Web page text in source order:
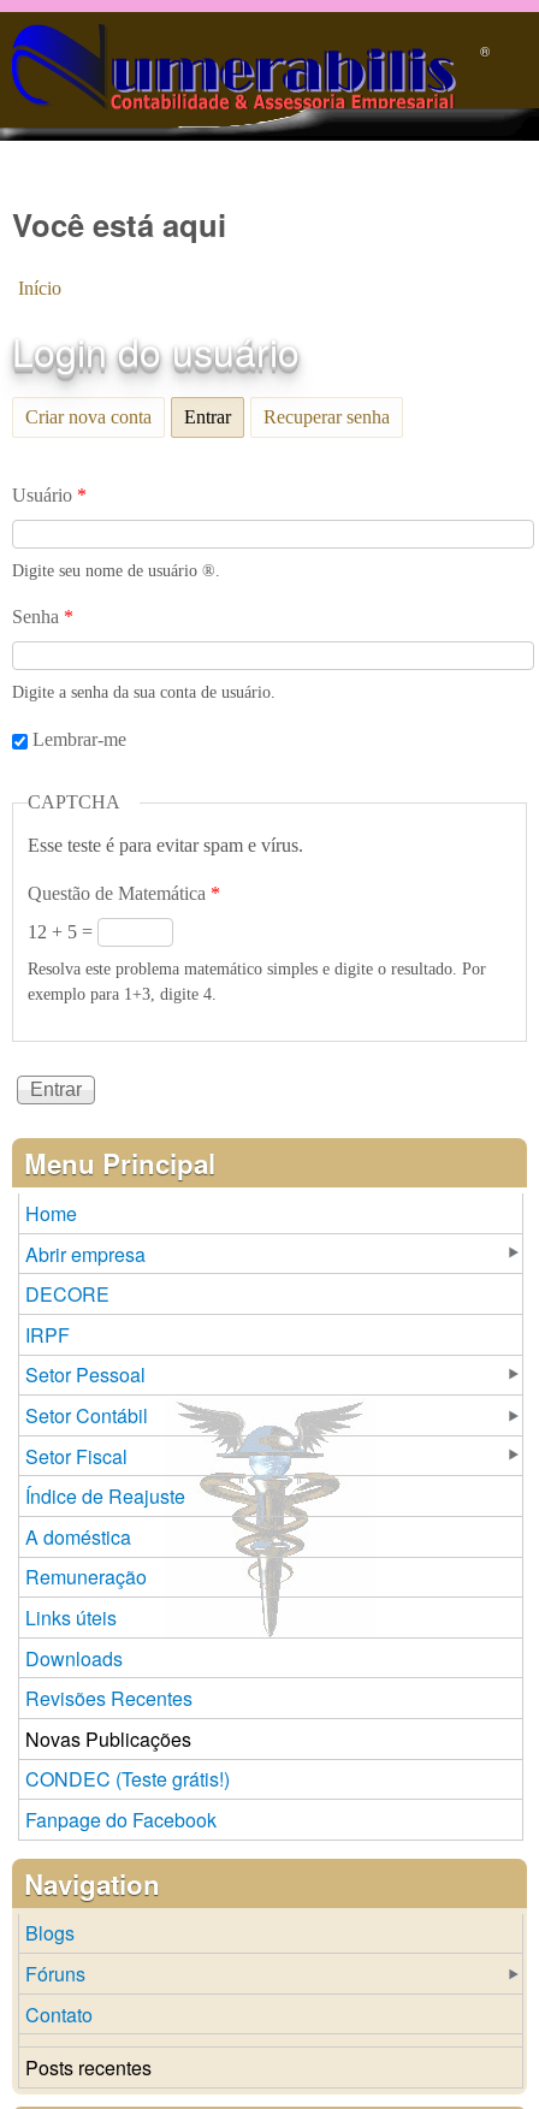
Pular para o conteúdo principal
®️
Você está aqui
Início
Login do usuário
Criar nova conta Entrar(aba ativa)
Recuperar senha
Usuário *
Digite seu nome de usuário ®️.
Senha *
Digite a senha da sua conta de usuário.
Lembrar-me
CAPTCHA
Esse teste é para evitar spam e vírus.
Questão de Matemática *
12 + 5 =
Resolva este problema matemático simples e digite o resultado. Por
exemplo para 1+3, digite 4.
Menu Principal
Home
Abrir empresa
DECORE
IRPF
Setor Pessoal
Setor Contábil
Setor Fiscal
Índice de Reajuste
A doméstica
Remuneração
Links úteis
Downloads
Revisões Recentes
Novas Publicações
CONDEC (Teste grátis!)
Fanpage do Facebook
Navigation
Blogs
Fóruns
Contato
Posts recentes